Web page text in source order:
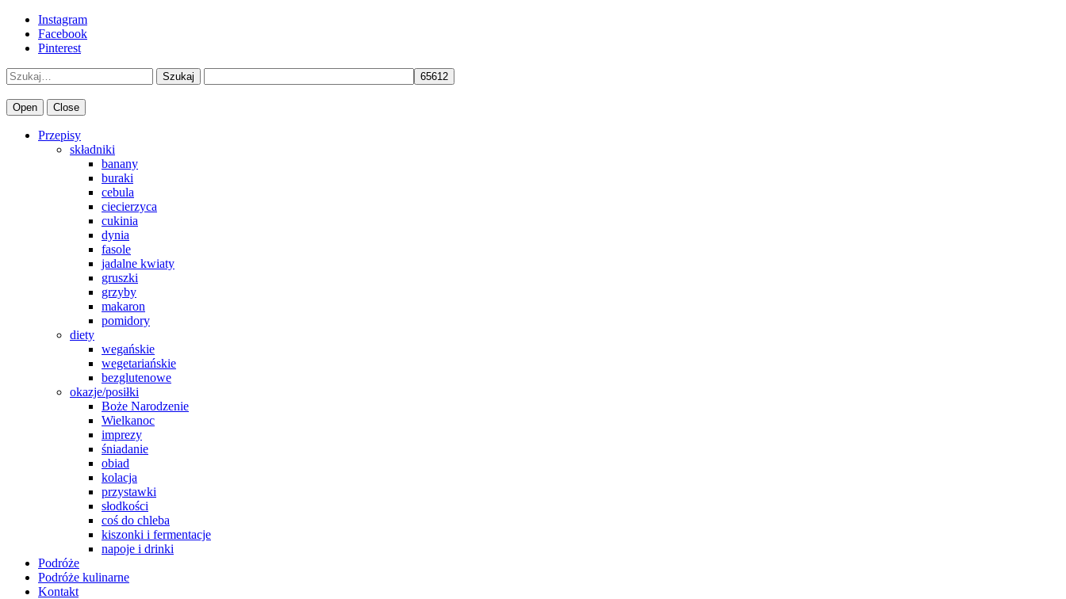
Instagram
Facebook
Pinterest
Szukaj
Open Close
Przepisy
składniki
banany
buraki
cebula
ciecierzyca
cukinia
dynia
fasole
jadalne kwiaty
gruszki
grzyby
makaron
pomidory
diety
wegańskie
wegetariańskie
bezglutenowe
okazje/posiłki
Boże Narodzenie
Wielkanoc
imprezy
śniadanie
obiad
kolacja
przystawki
słodkości
coś do chleba
kiszonki i fermentacje
napoje i drinki
Podróże
Podróże kulinarne
Kontakt